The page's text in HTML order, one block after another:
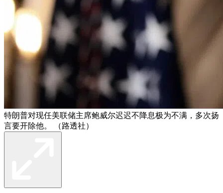
特朗普对现任美联储主席鲍威尔迟迟不降息极为不满，多次扬
言要开除他。 （路透社）